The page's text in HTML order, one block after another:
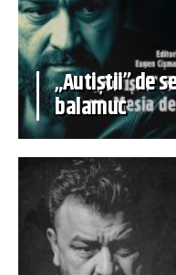
„Autiștii” de
balamuc